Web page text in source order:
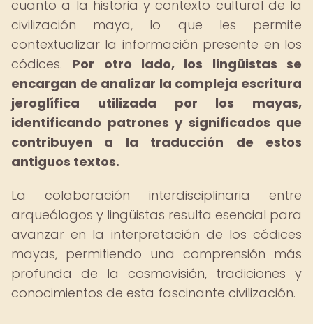
cuanto a la historia y contexto cultural de la
civilización maya, lo que les permite
contextualizar la información presente en los
códices. Por otro lado, los lingüistas se
encargan de analizar la compleja escritura
jeroglífica utilizada por los mayas,
identificando patrones y significados que
contribuyen a la traducción de estos
antiguos textos.
La colaboración interdisciplinaria entre
arqueólogos y lingüistas resulta esencial para
avanzar en la interpretación de los códices
mayas, permitiendo una comprensión más
profunda de la cosmovisión, tradiciones y
conocimientos de esta fascinante civilización.